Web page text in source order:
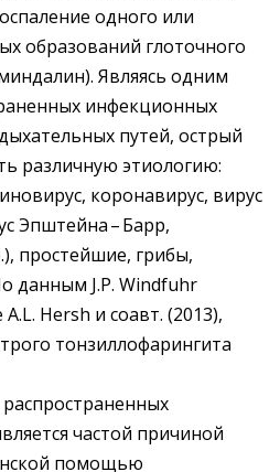
одного или
образований глоточного
Являясь одним
инфекционных
путей, острый
различную этиологию:
коронавирус, вирус
Эпштейна – ​Барр,
простейшие, грибы,
данным J.P. Windfuhr
Hersh и соавт. (2013),
тонзиллофарингита
частой причиной
помощью